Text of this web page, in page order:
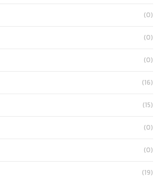
(0)
(0)
(0)
(16)
(15)
(0)
(0)
(19)